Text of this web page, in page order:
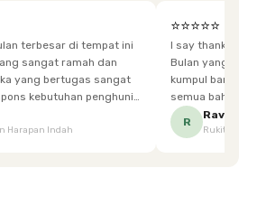
terbesar di tempat ini
sangat
kebutuhan penghuni.
keset karena sempat
Harapan Indah
⭐⭐⭐⭐⭐
I say thankyou
Bulan yang super happy! banyak
kumpul bareng
semua bahagia
mgkn saran dari air aja & kebersihan lebih di
R
Ravena
Rukita